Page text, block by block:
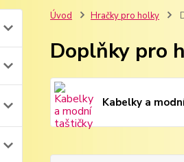
Úvod Hračky pro holky
Doplňky pro
Kabelky a